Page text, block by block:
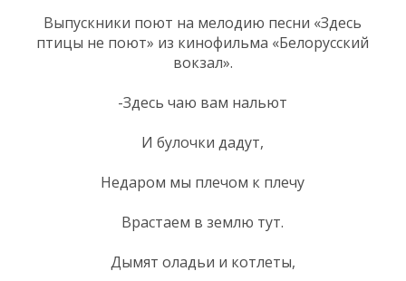
Выпускники поют на мелодию песни «Здесь
птицы не поют» из кинофильма «Белорусский
вокзал».
-Здесь чаю вам нальют
И булочки дадут,
Недаром мы плечом к плечу
Врастаем в землю тут.
Дымят оладьи и котлеты,